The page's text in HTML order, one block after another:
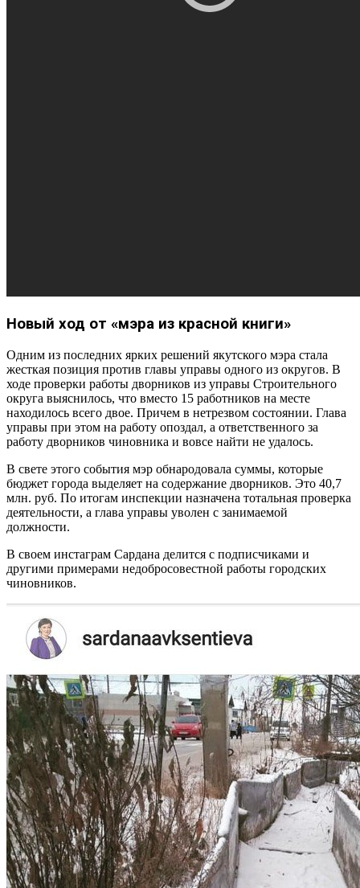
Новый ход от «мэра из красной книги»
Одним из последних ярких решений якутского мэра стала
жесткая позиция против главы управы одного из округов. В
ходе проверки работы дворников из управы Строительного
округа выяснилось, что вместо 15 работников на месте
находилось всего двое. Причем в нетрезвом состоянии. Глава
управы при этом на работу опоздал, а ответственного за
работу дворников чиновника и вовсе найти не удалось.
В свете этого события мэр обнародовала суммы, которые
бюджет города выделяет на содержание дворников. Это 40,7
млн. руб. По итогам инспекции назначена тотальная проверка
деятельности, а глава управы уволен с занимаемой
должности.
В своем инстаграм Сардана делится с подписчиками и
другими примерами недобросовестной работы городских
чиновников.